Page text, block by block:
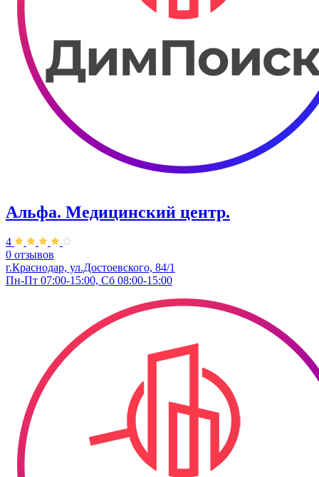
Альфа. Медицинский центр.
4
0 отзывов
г.Краснодар, ул.Достоевского, 84/1
Пн-Пт 07:00-15:00, Сб 08:00-15:00